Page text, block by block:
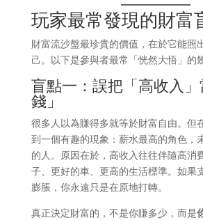
玩家最常發現的財富
財富流沙盤最珍貴的價值，在於它能照
己。以下是參與者最常「恍然大悟」的
盲點一：誤把「高收入
錢」
很多人以為賺得多就等於財富自由。但
到一個有趣的現象：薪水最高的角色，
的人。原因在於，高收入往往伴隨高
子、更好的車、更高的生活標準。如果
膨脹，你永遠只是在原地打轉。
真正決定財富的，不是你賺多少，而是